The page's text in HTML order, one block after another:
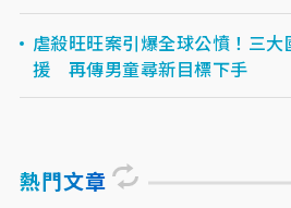
虐殺旺旺案引爆全球公憤！三
援 再傳男童尋新目標下手
熱門文章